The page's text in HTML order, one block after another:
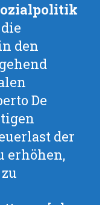
den
De
der
erhöhen,